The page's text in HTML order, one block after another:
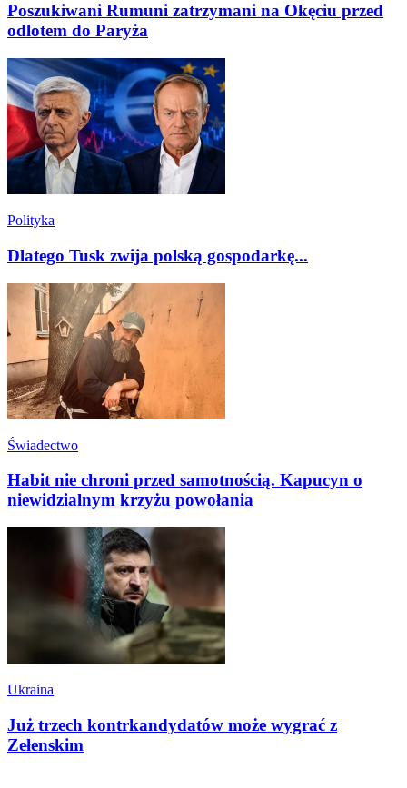
Poszukiwani Rumuni zatrzymani na Okęciu przed
odlotem do Paryża
Polityka
Dlatego Tusk zwija polską gospodarkę...
Świadectwo
Habit nie chroni przed samotnością. Kapucyn o
niewidzialnym krzyżu powołania
Ukraina
Już trzech kontrkandydatów może wygrać z
Zełenskim